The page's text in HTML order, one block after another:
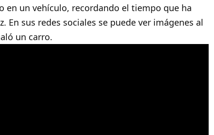
en un vehículo, recordando el tiempo que ha
En sus redes sociales se puede ver imágenes al
un carro.